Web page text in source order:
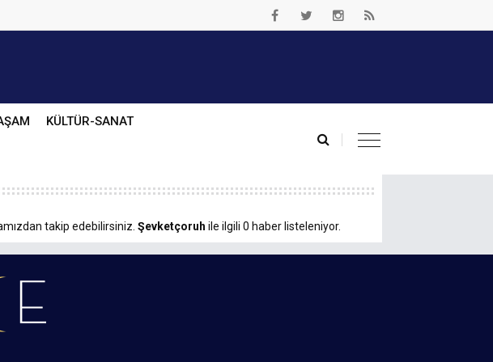
KÜLTÜR-SANAT
takip edebilirsiniz. Şevketçoruh ile ilgili 0 haber listeleniyor.